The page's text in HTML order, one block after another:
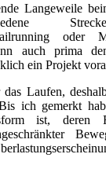
Langeweile
Trailrunning
auch prima
ein Projekt
Laufen,
ich gemerkt
ist,